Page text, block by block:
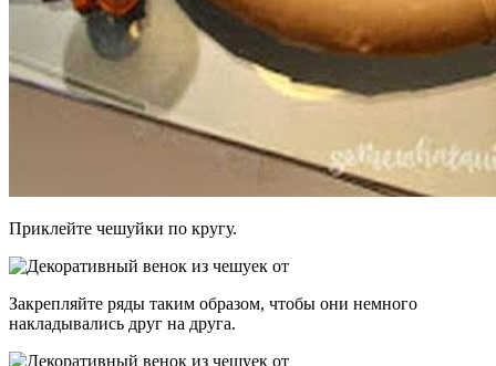
Приклейте чешуйки по кругу.
Закрепляйте ряды таким образом, чтобы они немного
накладывались друг на друга.